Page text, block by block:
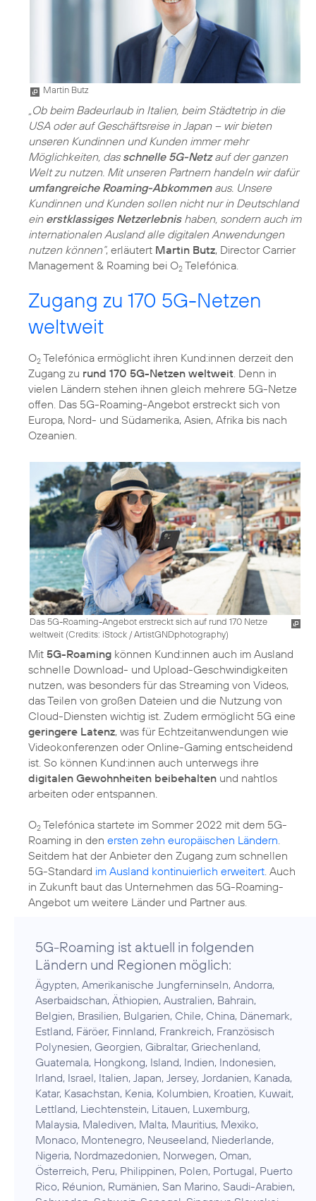
Martin Butz
„Ob beim Badeurlaub in Italien, beim Städtetrip in die
USA oder auf Geschäftsreise in Japan – wir bieten
unseren Kundinnen und Kunden immer mehr
Möglichkeiten, das schnelle 5G-Netzauf der ganzen
Welt zu nutzen. Mit unseren Partnern handeln wir dafür
umfangreiche Roaming-Abkommenaus. Unsere
Kundinnen und Kunden sollen nicht nur in Deutschland
ein erstklassiges Netzerlebnishaben, sondern auch im
internationalen Ausland alle digitalen Anwendungen
nutzen können“, erläutert Martin Butz, Director Carrier
Management & Roaming bei O2 Telefónica.
Zugang zu 170 5G-Netzen
weltweit
O2 Telefónica ermöglicht ihren Kund:innen derzeit den
Zugang zu rund 170 5G-Netzen weltweit. Denn in
vielen Ländern stehen ihnen gleich mehrere 5G-Netze
offen. Das 5G-Roaming-Angebot erstreckt sich von
Europa, Nord- und Südamerika, Asien, Afrika bis nach
Ozeanien.
Das 5G-Roaming-Angebot erstreckt sich auf rund 170 Netze
weltweit (Credits: iStock / ArtistGNDphotography)
Mit 5G-Roaming können Kund:innen auch im Ausland
schnelle Download- und Upload-Geschwindigkeiten
nutzen, was besonders für das Streaming von Videos,
das Teilen von großen Dateien und die Nutzung von
Cloud-Diensten wichtig ist. Zudem ermöglicht 5G eine
geringere Latenz, was für Echtzeitanwendungen wie
Videokonferenzen oder Online-Gaming entscheidend
ist. So können Kund:innen auch unterwegs ihre
digitalen Gewohnheiten beibehalten und nahtlos
arbeiten oder entspannen.
O2 Telefónica startete im Sommer 2022 mit dem 5G-
Roaming in den ersten zehn europäischen Ländern
Seitdem hat der Anbieter den Zugang zum schnellen
5G-Standard im Ausland kontinuierlich erweitert . Auch
in Zukunft baut das Unternehmen das 5G-Roaming-
Angebot um weitere Länder und Partner aus.
5G-Roaming ist aktuell in folgenden
Ländern und Regionen möglich:
Ägypten, Amerikanische Jungferninseln, Andorra,
Aserbaidschan, Äthiopien, Australien, Bahrain,
Belgien, Brasilien, Bulgarien, Chile, China, Dänemark,
Estland, Färöer, Finnland, Frankreich, Französisch
Polynesien, Georgien, Gibraltar, Griechenland,
Guatemala, Hongkong, Island, Indien, Indonesien,
Irland, Israel, Italien, Japan, Jersey, Jordanien, Kanada,
Katar, Kasachstan, Kenia, Kolumbien, Kroatien, Kuwait,
Lettland, Liechtenstein, Litauen, Luxemburg,
Malaysia, Malediven, Malta, Mauritius, Mexiko,
Monaco, Montenegro, Neuseeland, Niederlande,
Nigeria, Nordmazedonien, Norwegen, Oman,
Österreich, Peru, Philippinen, Polen, Portugal, Puerto
Rico, Réunion, Rumänien, San Marino, Saudi-Arabien,